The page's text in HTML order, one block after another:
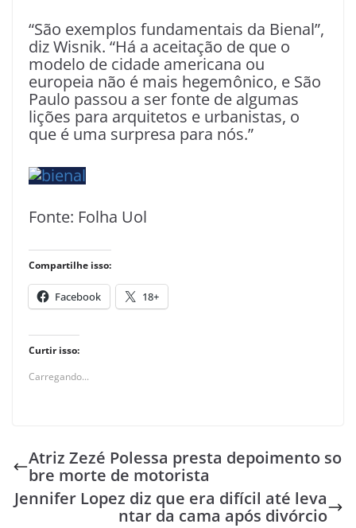
“São exemplos fundamentais da Bienal”,
diz Wisnik. “Há a aceitação de que o
modelo de cidade americana ou
europeia não é mais hegemônico, e São
Paulo passou a ser fonte de algumas
lições para arquitetos e urbanistas, o
que é uma surpresa para nós.”
Fonte: Folha Uol
Compartilhe isso:
Facebook 18+
Curtir isso:
Carregando...
Atriz Zezé Polessa presta depoimento so
bre morte de motorista
Jennifer Lopez diz que era difícil até leva
ntar da cama após divórcio